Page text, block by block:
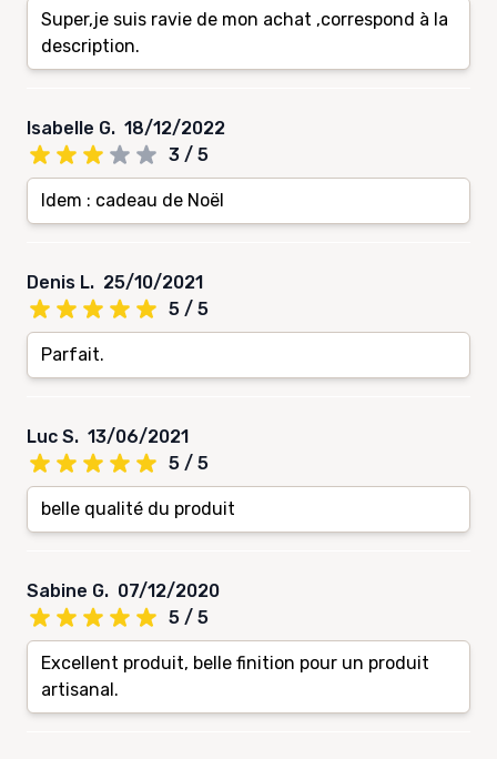
Super,je suis ravie de mon achat ,correspond à la
description.
Isabelle G. 18/12/2022
3 / 5
Idem : cadeau de Noël
Denis L. 25/10/2021
5 / 5
Parfait.
Luc S. 13/06/2021
5 / 5
belle qualité du produit
Sabine G. 07/12/2020
5 / 5
Excellent produit, belle finition pour un produit
artisanal.